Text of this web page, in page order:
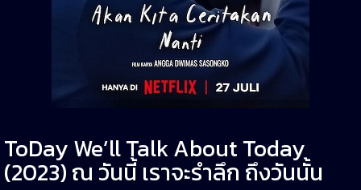
ToDay We’ll Talk About Today
(2023) ณ วันนี้ เราจะรำลึก ถึงวันนั้น